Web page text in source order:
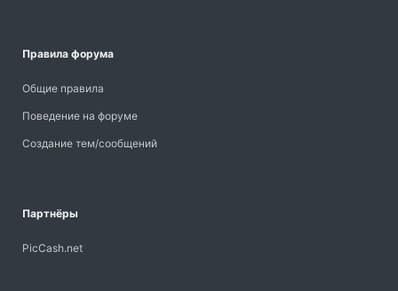
Правила форума
Общие правила
Поведение на форуме
Создание тем/сообщений
Партнёры
PicCash.net